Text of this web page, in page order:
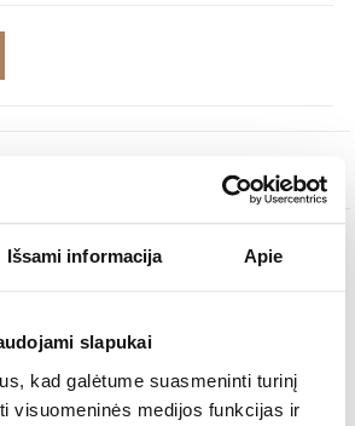
Išsami informacija Apie
slapukai
kad galėtume suasmeninti turinį
visuomeninės medijos funkcijas ir